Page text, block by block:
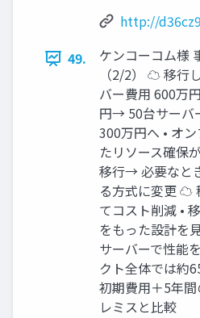
http://
49.
ケンコーコム様
（2/2） ☁ 移行
バー費用 600万
円→ 50台サーバ
300万円へ • オ
たリソース確保
移行→ 必要なと
る方式に変更 ☁
てコスト削減 •
をもった設計を
サーバーで性能
クト全体では約
初期費用＋5年
レミスと比較